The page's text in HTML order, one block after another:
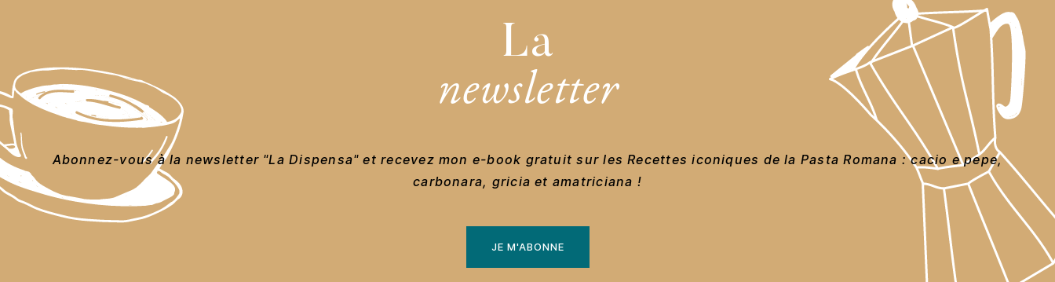
La
newsletter
Abonnez-vous à la newsletter "La Dispensa" et recevez mon e-book gratuit sur les Recettes iconiques de la Pasta Romana : cacio e pepe,
carbonara, gricia et amatriciana !
JE M'ABONNE